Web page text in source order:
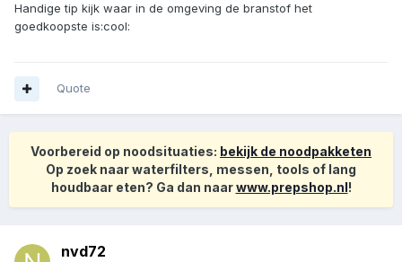
Handige tip kijk waar in de omgeving de branstof het
goedkoopste is:cool:
Quote
Voorbereid op noodsituaties: bekijk de noodpakketen
Op zoek naar waterfilters, messen, tools of lang
houdbaar eten? Ga dan naarwww.prepshop.nl!
nvd72